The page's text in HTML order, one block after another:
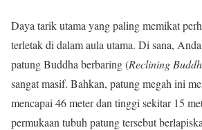
Daya tarik utama yang paling memikat
terletak di dalam aula utama. Di sana,
patung Buddha berbaring (Reclining
sangat masif. Bahkan, patung megah ini
mencapai 46 meter dan tinggi sekitar 15
permukaan tubuh patung tersebut